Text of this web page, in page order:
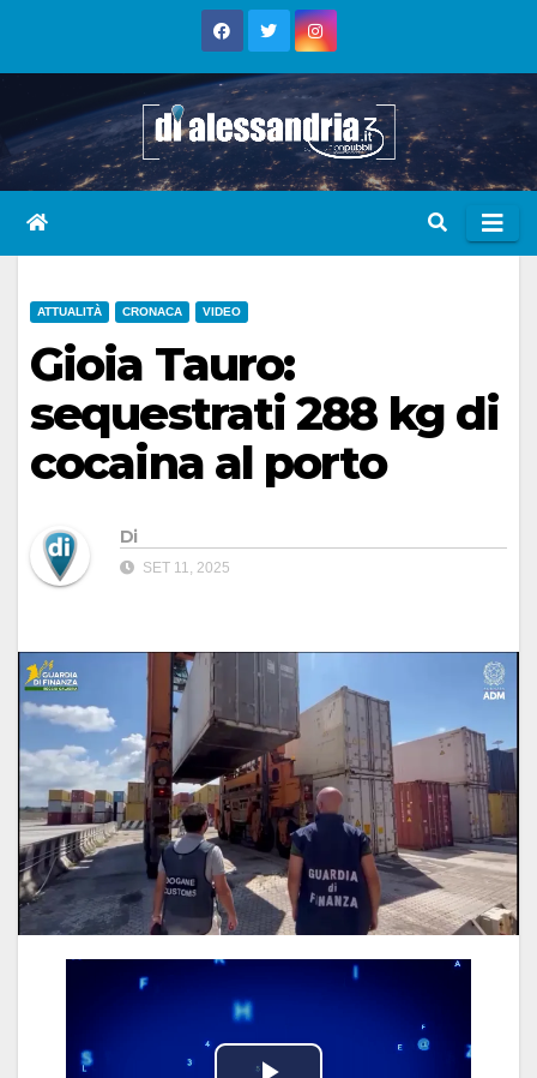
ATTUALITÀ CRONACA VIDEO
Gioia Tauro:
sequestrati 288 kg di
cocaina al porto
Di
SET 11, 2025